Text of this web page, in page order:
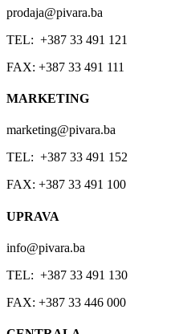
prodaja@pivara.ba
TEL: +387 33 491 121
FAX: +387 33 491 111
MARKETING
marketing@pivara.ba
TEL: +387 33 491 152
FAX: +387 33 491 100
UPRAVA
info@pivara.ba
TEL: +387 33 491 130
FAX: +387 33 446 000